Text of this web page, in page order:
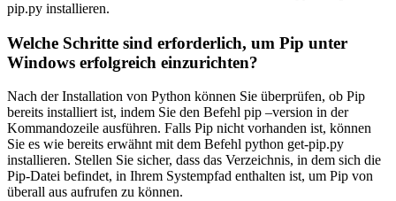
pip.py installieren.
Welche Schritte sind erforderlich, um Pip unter
Windows erfolgreich einzurichten?
Nach der Installation von Python können Sie überprüfen, ob Pip
bereits installiert ist, indem Sie den Befehl pip –version in der
Kommandozeile ausführen. Falls Pip nicht vorhanden ist, können
Sie es wie bereits erwähnt mit dem Befehl python get-pip.py
installieren. Stellen Sie sicher, dass das Verzeichnis, in dem sich die
Pip-Datei befindet, in Ihrem Systempfad enthalten ist, um Pip von
überall aus aufrufen zu können.